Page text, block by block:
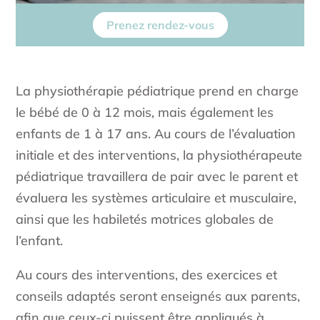
Prenez rendez-vous
La physiothérapie pédiatrique prend en charge
le bébé de 0 à 12 mois, mais également les
enfants de 1 à 17 ans. Au cours de l’évaluation
initiale et des interventions, la physiothérapeute
pédiatrique travaillera de pair avec le parent et
évaluera les systèmes articulaire et musculaire,
ainsi que les habiletés motrices globales de
l’enfant.
Au cours des interventions, des exercices et
conseils adaptés seront enseignés aux parents,